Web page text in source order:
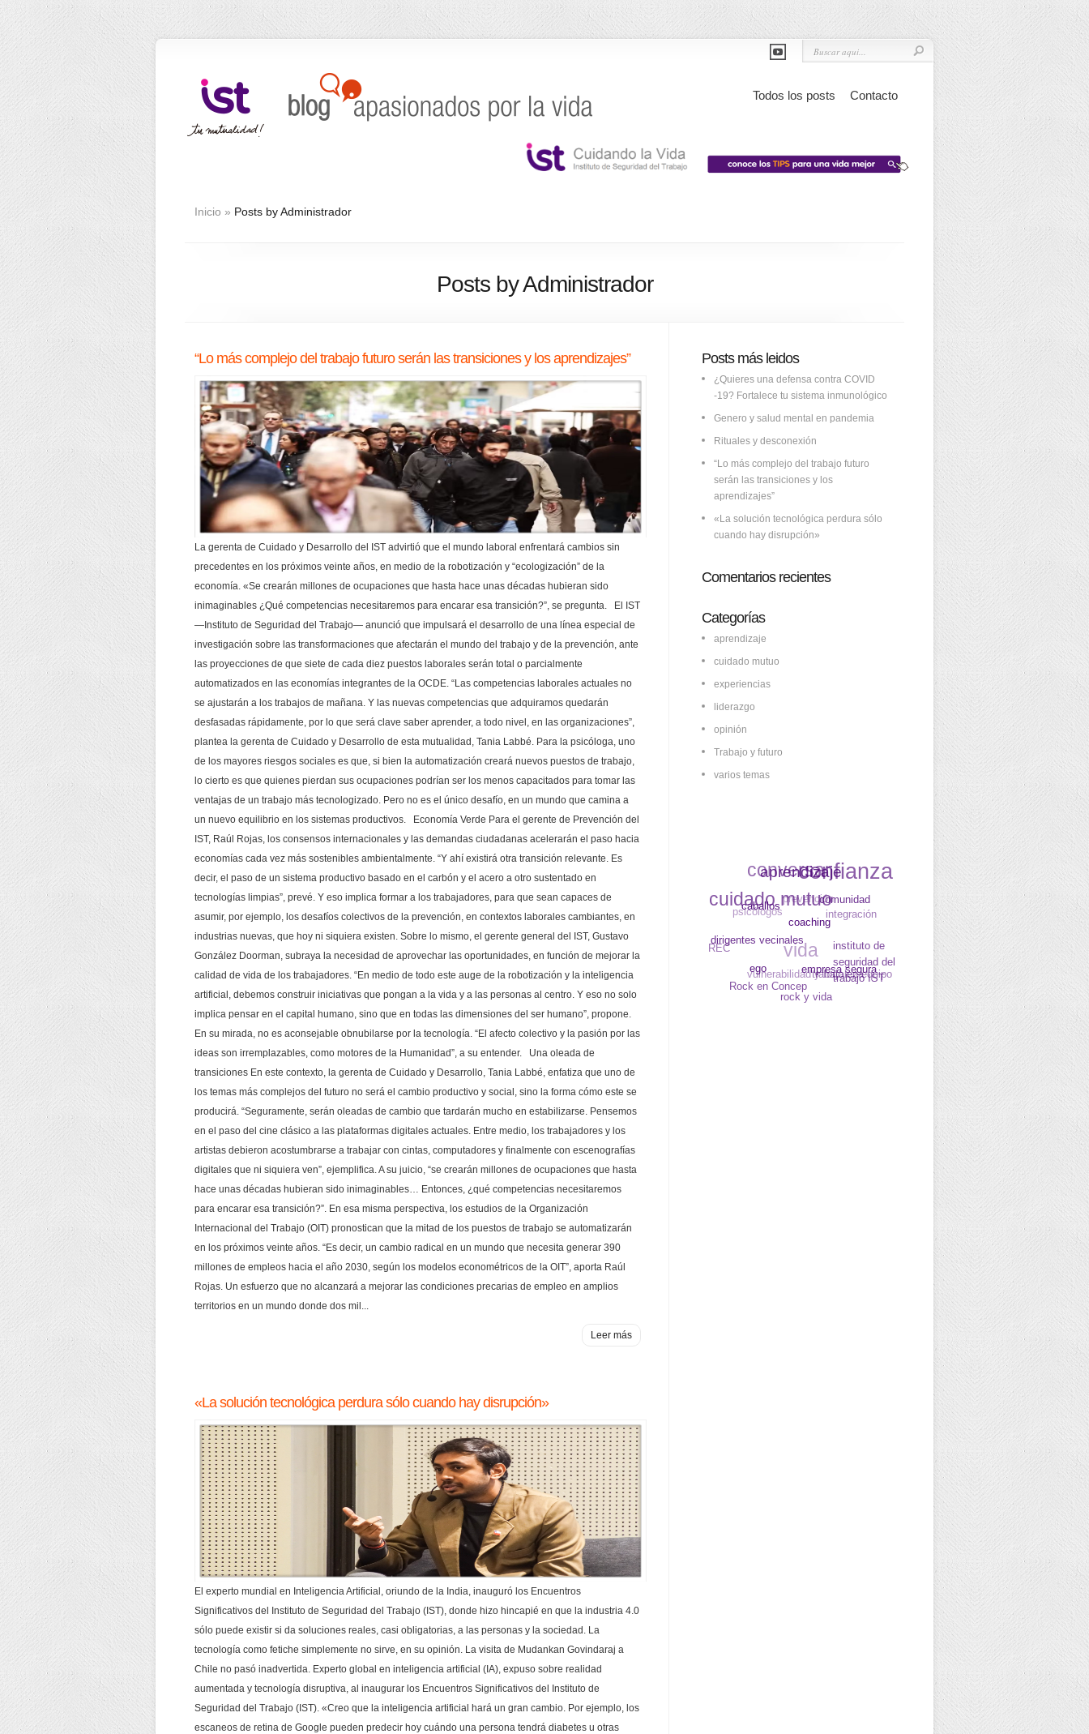
Todos los posts Contacto
Inicio » Posts by Administrador
Posts by Administrador
“Lo más complejo del trabajo futuro serán las transiciones y los aprendizajes”
La gerenta de Cuidado y Desarrollo del IST advirtió que el mundo laboral enfrentará cambios sin
precedentes en los próximos veinte años, en medio de la robotización y “ecologización” de la
economía. «Se crearán millones de ocupaciones que hasta hace unas décadas hubieran sido
inimaginables ¿Qué competencias necesitaremos para encarar esa transición?”, se pregunta. El IST
—Instituto de Seguridad del Trabajo— anunció que impulsará el desarrollo de una línea especial de
investigación sobre las transformaciones que afectarán el mundo del trabajo y de la prevención, ante
las proyecciones de que siete de cada diez puestos laborales serán total o parcialmente
automatizados en las economías integrantes de la OCDE. “Las competencias laborales actuales no
se ajustarán a los trabajos de mañana. Y las nuevas competencias que adquiramos quedarán
desfasadas rápidamente, por lo que será clave saber aprender, a todo nivel, en las organizaciones”,
plantea la gerenta de Cuidado y Desarrollo de esta mutualidad, Tania Labbé. Para la psicóloga, uno
de los mayores riesgos sociales es que, si bien la automatización creará nuevos puestos de trabajo,
lo cierto es que quienes pierdan sus ocupaciones podrían ser los menos capacitados para tomar las
ventajas de un trabajo más tecnologizado. Pero no es el único desafío, en un mundo que camina a
un nuevo equilibrio en los sistemas productivos. Economía Verde Para el gerente de Prevención del
IST, Raúl Rojas, los consensos internacionales y las demandas ciudadanas acelerarán el paso hacia
economías cada vez más sostenibles ambientalmente. “Y ahí existirá otra transición relevante. Es
decir, el paso de un sistema productivo basado en el carbón y el acero a otro sustentado en
tecnologías limpias”, prevé. Y eso implica formar a los trabajadores, para que sean capaces de
asumir, por ejemplo, los desafíos colectivos de la prevención, en contextos laborales cambiantes, en
industrias nuevas, que hoy ni siquiera existen. Sobre lo mismo, el gerente general del IST, Gustavo
González Doorman, subraya la necesidad de aprovechar las oportunidades, en función de mejorar la
calidad de vida de los trabajadores. “En medio de todo este auge de la robotización y la inteligencia
artificial, debemos construir iniciativas que pongan a la vida y a las personas al centro. Y eso no solo
implica pensar en el capital humano, sino que en todas las dimensiones del ser humano”, propone.
En su mirada, no es aconsejable obnubilarse por la tecnología. “El afecto colectivo y la pasión por las
ideas son irremplazables, como motores de la Humanidad”, a su entender. Una oleada de
transiciones En este contexto, la gerenta de Cuidado y Desarrollo, Tania Labbé, enfatiza que uno de
los temas más complejos del futuro no será el cambio productivo y social, sino la forma cómo este se
producirá. “Seguramente, serán oleadas de cambio que tardarán mucho en estabilizarse. Pensemos
en el paso del cine clásico a las plataformas digitales actuales. Entre medio, los trabajadores y los
artistas debieron acostumbrarse a trabajar con cintas, computadores y finalmente con escenografías
digitales que ni siquiera ven”, ejemplifica. A su juicio, “se crearán millones de ocupaciones que hasta
hace unas décadas hubieran sido inimaginables… Entonces, ¿qué competencias necesitaremos
para encarar esa transición?”. En esa misma perspectiva, los estudios de la Organización
Internacional del Trabajo (OIT) pronostican que la mitad de los puestos de trabajo se automatizarán
en los próximos veinte años. “Es decir, un cambio radical en un mundo que necesita generar 390
millones de empleos hacia el año 2030, según los modelos econométricos de la OIT”, aporta Raúl
Rojas. Un esfuerzo que no alcanzará a mejorar las condiciones precarias de empleo en amplios
territorios en un mundo donde dos mil...
Leer más
«La solución tecnológica perdura sólo cuando hay disrupción»
El experto mundial en Inteligencia Artificial, oriundo de la India, inauguró los Encuentros
Significativos del Instituto de Seguridad del Trabajo (IST), donde hizo hincapié en que la industria 4.0
sólo puede existir si da soluciones reales, casi obligatorias, a las personas y la sociedad. La
tecnología como fetiche simplemente no sirve, en su opinión. La visita de Mudankan Govindaraj a
Chile no pasó inadvertida. Experto global en inteligencia artificial (IA), expuso sobre realidad
aumentada y tecnología disruptiva, al inaugurar los Encuentros Significativos del Instituto de
Seguridad del Trabajo (IST). «Creo que la inteligencia artificial hará un gran cambio. Por ejemplo, los
escaneos de retina de Google pueden predecir hoy cuándo una persona tendrá diabetes u otras
Posts más leidos
¿Quieres una defensa contra COVID
-19? Fortalece tu sistema inmunológico
Genero y salud mental en pandemia
Rituales y desconexión
“Lo más complejo del trabajo futuro
serán las transiciones y los
aprendizajes”
«La solución tecnológica perdura sólo
cuando hay disrupción»
Comentarios recientes
Categorías
aprendizaje
cuidado mutuo
experiencias
liderazgo
opinión
Trabajo y futuro
varios temas
aprendizaje
caballos
coaching
comunidad
confianza
conversar
cuidado mutuo
dirigentes vecinales
ego
empresa segura
instituto de
seguridad del
integración
prevención
psicólogos
Rock en Concep
rock y vida
trabajo en equipo
vida
vulnerabilidad y fortaleza